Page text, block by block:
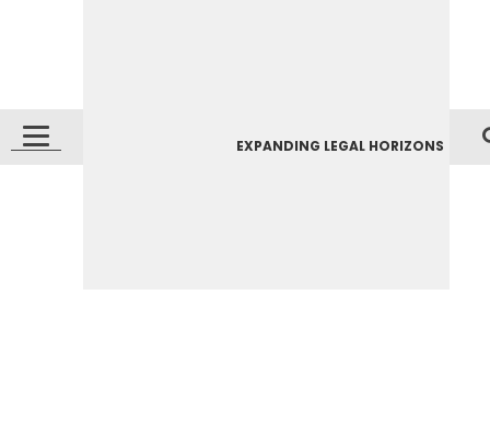
EXPANDING LEGAL HORIZONS